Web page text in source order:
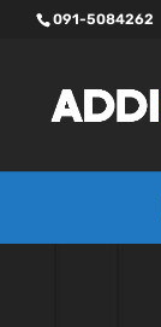
091-5084262